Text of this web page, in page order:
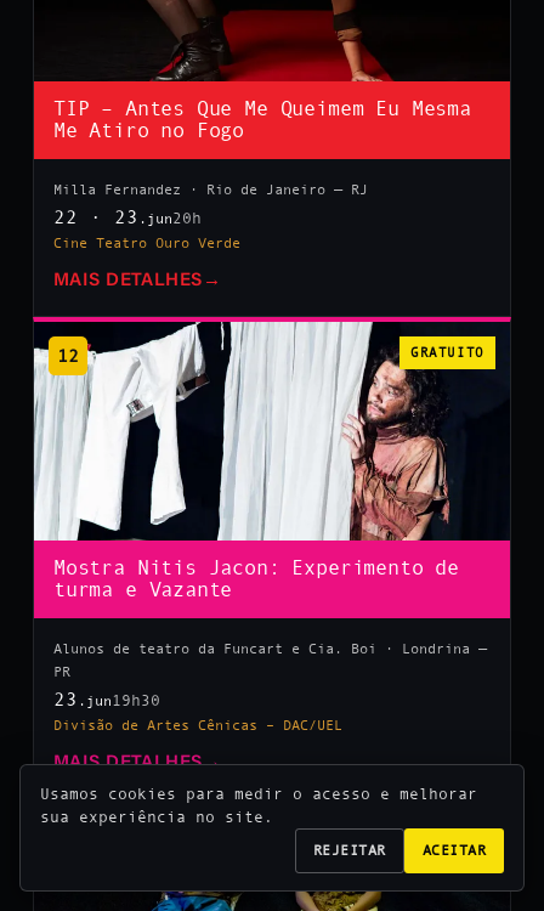
TIP – Antes Que Me Queimem Eu Mesma
Me Atiro no Fogo
Milla Fernandez · Rio de Janeiro — RJ
22 · 23 .jun20h
Cine Teatro Ouro Verde
MAIS DETALHES →
12 GRATUITO
Mostra Nitis Jacon: Experimento de
turma e Vazante
Alunos de teatro da Funcart e Cia. Boi · Londrina —
PR
23 .jun 19h30
Divisão de Artes Cênicas – DAC/UEL
MAIS DETALHES→
Usamos cookies para medir o acesso e melhorar
sua experiência no site.
REJEITAR ACEITAR